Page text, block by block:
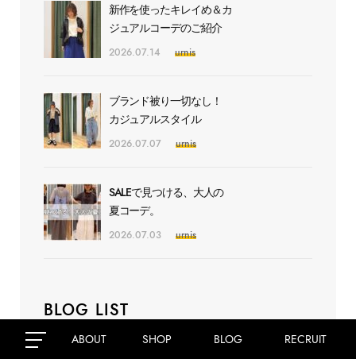
ABOUT SHOP BLOG RECRUIT
新作を使ったキレイめ＆カ
ジュアルコーデのご紹介
2026.07.14 urnis
ブランド被り一切なし！
カジュアルスタイル
2026.07.07 urnis
SALEで見つける、大人の
夏コーデ。
2026.07.03 urnis
BLOG LIST